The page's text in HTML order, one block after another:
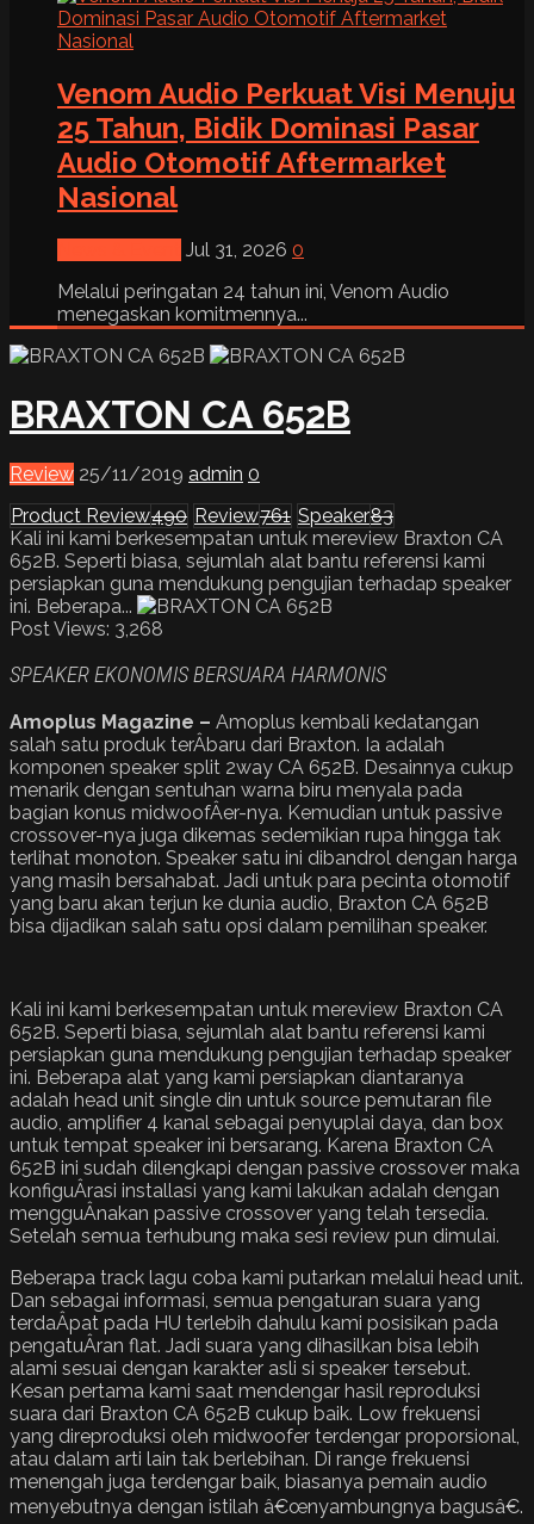
Venom Audio Perkuat Visi Menuju
25 Tahun, Bidik Dominasi Pasar
Audio Otomotif Aftermarket
Nasional
Jul 31, 2026 0
Melalui peringatan 24 tahun ini, Venom Audio
menegaskan komitmennya...
BRAXTON CA 652B
Review 25/11/2019 admin 0
Product Review490 Review761 Speaker83
Kali ini kami berkesempatan untuk mereview Braxton CA
652B. Seperti biasa, sejumlah alat bantu referensi kami
persiapkan guna mendukung pengujian terhadap speaker
ini. Beberapa...
Post Views: 3,268
SPEAKER EKONOMIS BERSUARA HARMONIS
Amoplus Magazine – Amoplus kembali kedatangan
salah satu produk terÂ­baru dari Braxton. Ia adalah
komponen speaker split 2way CA 652B. Desainnya cukup
menarik dengan sentuhan warna biru menyala pada
bagian konus midwoofÂ­er-nya. Kemudian untuk passive
crossover-nya juga dikemas sedemikian rupa hingga tak
terlihat monoton. Speaker satu ini dibandrol dengan harga
yang masih bersahabat. Jadi untuk para pecinta otomotif
yang baru akan terjun ke dunia audio, Braxton CA 652B
bisa dijadikan salah satu opsi dalam pemilihan speaker.
Kali ini kami berkesempatan untuk mereview Braxton CA
652B. Seperti biasa, sejumlah alat bantu referensi kami
persiapkan guna mendukung pengujian terhadap speaker
ini. Beberapa alat yang kami persiapkan diantaranya
adalah head unit single din untuk source pemutaran file
audio, amplifier 4 kanal sebagai penyuplai daya, dan box
untuk tempat speaker ini bersarang. Karena Braxton CA
652B ini sudah dilengkapi dengan passive crossover maka
konfiguÂ­rasi installasi yang kami lakukan adalah dengan
mengguÂ­nakan passive crossover yang telah tersedia.
Setelah semua terhubung maka sesi review pun dimulai.
Beberapa track lagu coba kami putarkan melalui head unit.
Dan sebagai informasi, semua pengaturan suara yang
terdaÂ­pat pada HU terlebih dahulu kami posisikan pada
pengatuÂ­ran flat. Jadi suara yang dihasilkan bisa lebih
alami sesuai dengan karakter asli si speaker tersebut.
Kesan pertama kami saat mendengar hasil reproduksi
suara dari Braxton CA 652B cukup baik. Low frekuensi
yang direproduksi oleh midwoofer terdengar proporsional,
atau dalam arti lain tak berlebihan. Di range frekuensi
menengah juga terdengar baik, biasanya pemain audio
menyebutnya dengan istilah â€œnyambungnya bagusâ€.